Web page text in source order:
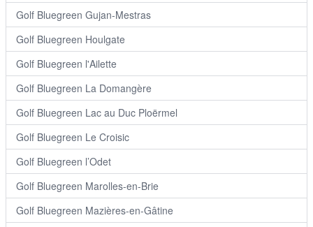
Golf Bluegreen Gujan-Mestras
Golf Bluegreen Houlgate
Golf Bluegreen l'Ailette
Golf Bluegreen La Domangère
Golf Bluegreen Lac au Duc Ploërmel
Golf Bluegreen Le Croisic
Golf Bluegreen l’Odet
Golf Bluegreen Marolles-en-Brie
Golf Bluegreen Mazières-en-Gâtine